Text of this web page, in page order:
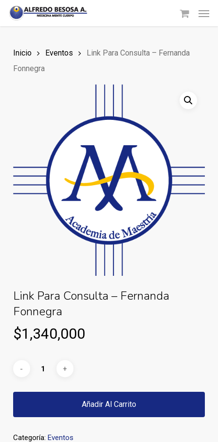
Skip
content
Inicio Eventos
Link Para Consulta – Fernanda
Fonnegra
Link Para Consulta – Fernanda
Fonnegra
$1,340,000
Añadir Al Carrito
Categoría: Eventos